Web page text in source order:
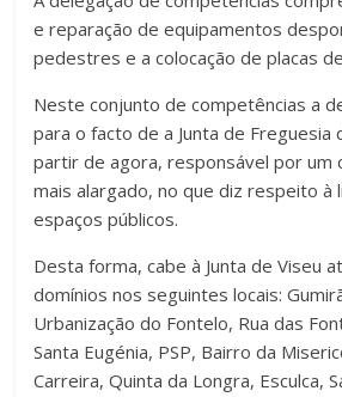
e reparação de equipamentos
pedestres e a colocação de placas
Neste conjunto de competências a
para o facto de a Junta de Freguesia
partir de agora, responsável por um
mais alargado, no que diz respeito à
espaços públicos.
Desta forma, cabe à Junta de Viseu
domínios nos seguintes locais:
Urbanização do Fontelo, Rua das
Santa Eugénia, PSP, Bairro da
Carreira, Quinta da Longra, Esculca,